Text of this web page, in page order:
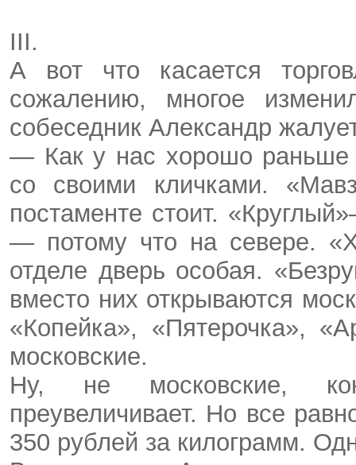
III.
А вот что касается
сожалению, многое
собеседник Александр
— Как у нас хорошо раньше
со своими кличками.
постаменте стоит.
— потому что на севере.
отделе дверь особая.
вместо них открываются
«Копейка», «Пятерочка»,
московские.
Ну, не московские,
преувеличивает. Но все
350 рублей за килограмм.